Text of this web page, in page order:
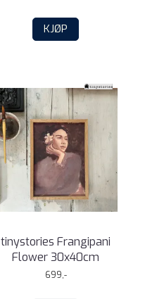
KJØP
tinystories Frangipani
Flower 30x40cm
699,-